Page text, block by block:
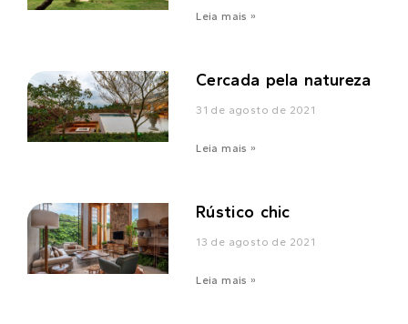
Leia mais »
Cercada pela natureza
31 de agosto de 2021
Leia mais »
Rústico chic
13 de agosto de 2021
Leia mais »